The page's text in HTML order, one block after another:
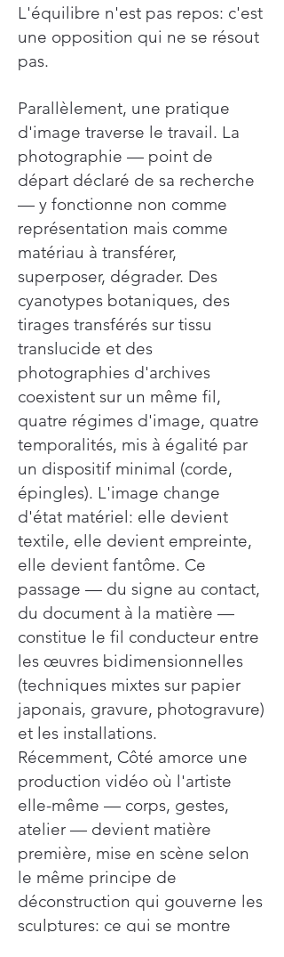
L'équilibre n'est pas repos: c'est
une opposition qui ne se résout
pas.
Parallèlement, une pratique
d'image traverse le travail. La
photographie — point de
départ déclaré de sa recherche
— y fonctionne non comme
représentation mais comme
matériau à transférer,
superposer, dégrader. Des
cyanotypes botaniques, des
tirages transférés sur tissu
translucide et des
photographies d'archives
coexistent sur un même fil,
quatre régimes d'image, quatre
temporalités, mis à égalité par
un dispositif minimal (corde,
épingles). L'image change
d'état matériel: elle devient
textile, elle devient empreinte,
elle devient fantôme. Ce
passage — du signe au contact,
du document à la matière —
constitue le fil conducteur entre
les œuvres bidimensionnelles
(techniques mixtes sur papier
japonais, gravure, photogravure)
et les installations.
Récemment, Côté amorce une
production vidéo où l'artiste
elle-même — corps, gestes,
atelier — devient matière
première, mise en scène selon
le même principe de
déconstruction qui gouverne les
sculptures: ce qui se montre